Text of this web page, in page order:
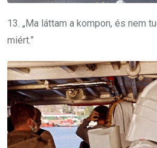
13. „Ma láttam a kompon, és nem
miért.”